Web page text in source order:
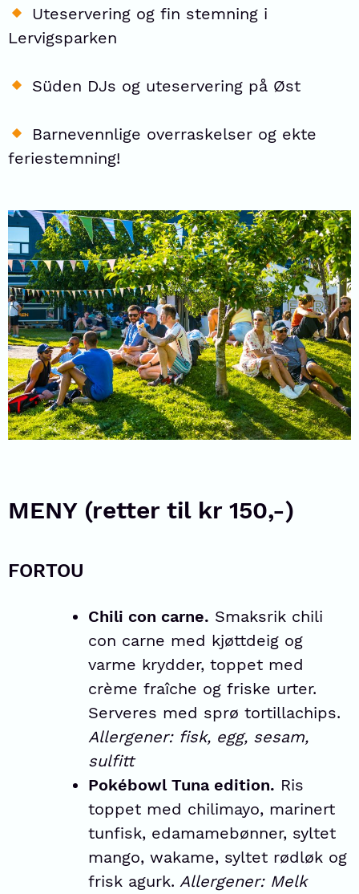
Uteservering og fin stemning i
Lervigsparken
Süden DJs og uteservering på Øst
Barnevennlige overraskelser og ekte
feriestemning!
MENY (retter til kr 150,-)
FORTOU
Chili con carne. Smaksrik chili
con carne med kjøttdeig og
varme krydder, toppet med
crème fraîche og friske urter.
Serveres med sprø tortillachips.
Allergener: fisk, egg, sesam,
sulfitt
Pokébowl Tuna edition. Ris
toppet med chilimayo, marinert
tunfisk, edamamebønner, syltet
mango, wakame, syltet rødløk og
frisk agurk. Allergener: Melk